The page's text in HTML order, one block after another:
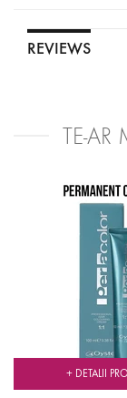
REVIEWS
TE-AR
+ DETALII